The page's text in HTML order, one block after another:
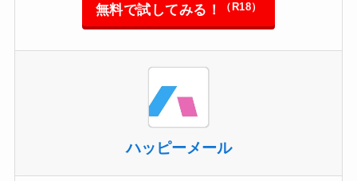
無料で試してみる！ （R18）
ハッピーメール